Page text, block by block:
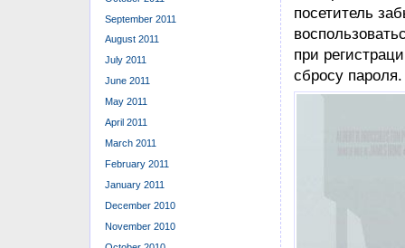
September 2011
August 2011
July 2011
June 2011
May 2011
April 2011
March 2011
February 2011
January 2011
December 2010
November 2010